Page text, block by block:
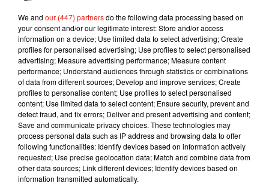
Voir cette publication sur Instagram
Une publication partagée par KAROL G (@karolg)
We and our (447) partnersdo the following data processing based on
your consent and/or our legitimate interest: Store and/or access
information on a device; Use limited data to select advertising; Create
profiles for personalised advertising; Use profiles to select personalised
advertising; Measure advertising performance; Measure content
performance; Understand audiences through statistics or combinations
of data from different sources; Develop and improve services; Create
profiles to personalise content; Use profiles to select personalised
content; Use limited data to select content; Ensure security, prevent and
detect fraud, and fix errors; Deliver and present advertising and content;
Save and communicate privacy choices. These technologies may
process personal data such as IP address and browsing data to offer
following functionalities: Identify devices based on information actively
requested; Use precise geolocation data; Match and combine data from
other data sources; Link different devices; Identify devices based on
information transmitted automatically.